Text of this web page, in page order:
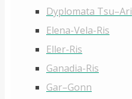
Dyplomata Tsu–Ari
Elena-Vela-Ris
Eller-Ris
Ganadia-Ris
Gar–Gonn